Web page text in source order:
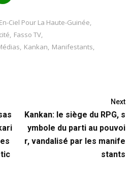
Ciel Pour La Haute-Guinée,
, Fasso TV,
, Kankan, Manifestants,
Next
Kankan: le siège du RPG, s
ymbole du parti au pouvoi
r, vandalisé par les manife
stants